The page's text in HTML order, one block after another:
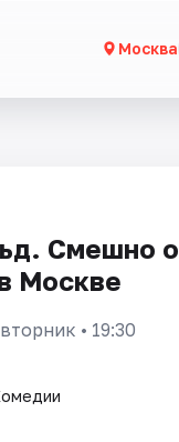
Москва
Смешно о
Москве
вторник • 19:30